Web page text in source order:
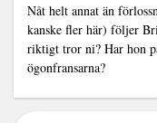
Nåt helt annat än
kanske fler här) följer
riktigt tror ni? Har hon
ögonfransarna?